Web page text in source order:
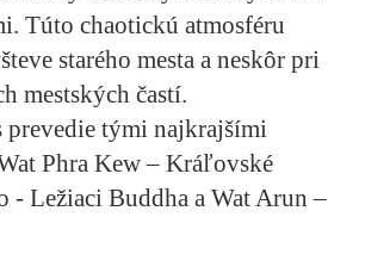
Túto chaotickú atmosféru
starého mesta a neskôr pri
mestských častí.
prevedie tými najkrajšími
Phra Kew – Kráľovské
- Ležiaci Buddha a Wat Arun –